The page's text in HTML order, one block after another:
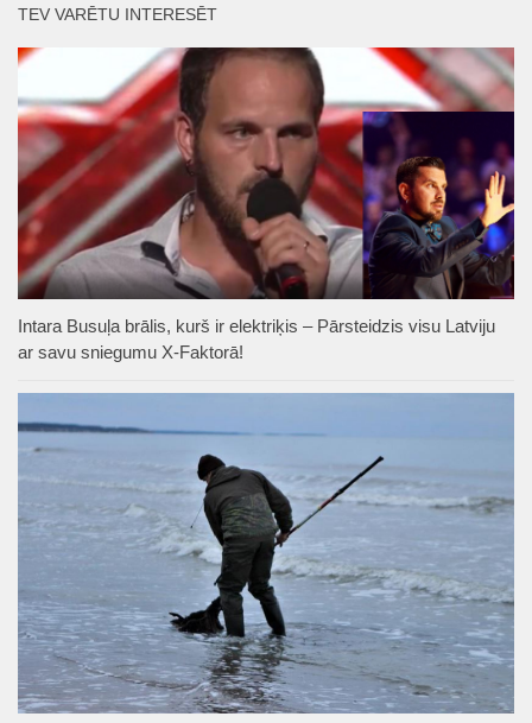
TEV VARĒTU INTERESĒT
Intara Busuļa brālis, kurš ir elektriķis – Pārsteidzis visu Latviju
ar savu sniegumu X-Faktorā!